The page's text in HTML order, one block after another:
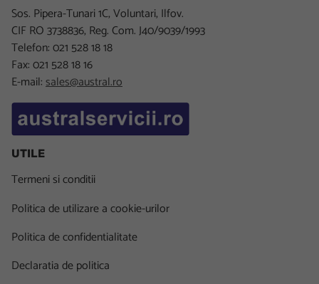
Sos. Pipera-Tunari 1C, Voluntari, Ilfov.
CIF RO 3738836, Reg. Com. J40/9039/1993
Telefon: 021 528 18 18
Fax: 021 528 18 16
E-mail:sales@austral.ro
UTILE
Termeni si conditii
Politica de utilizare a cookie-urilor
Politica de confidentialitate
Declaratia de politica